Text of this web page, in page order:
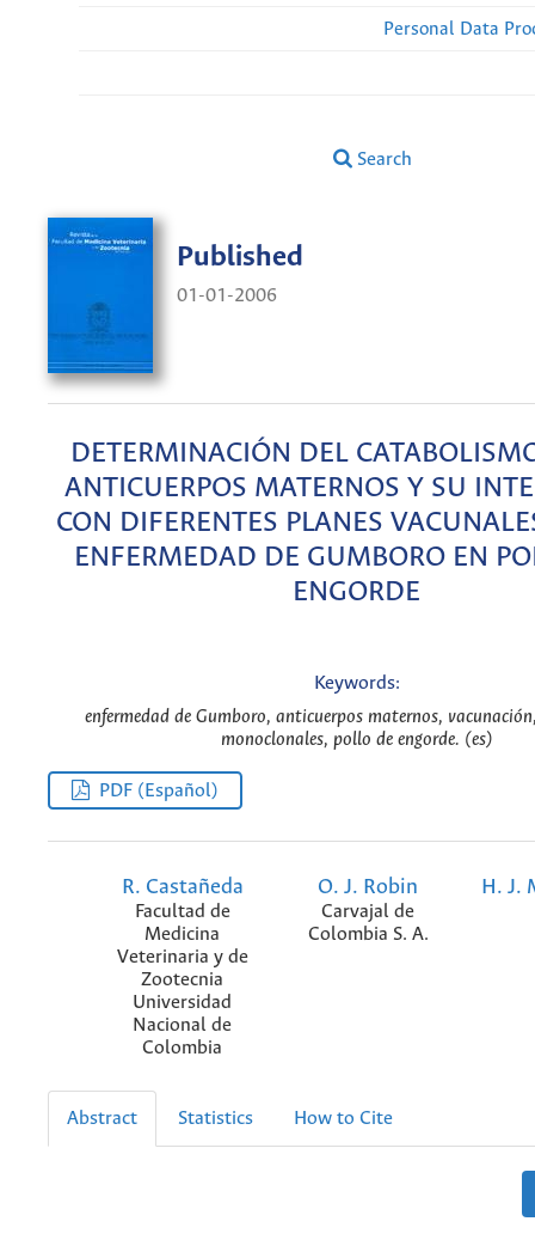
Personal Data
Search
Published
01-01-2006
DETERMINACIÓN DEL
ANTICUERPOS MATERNOS Y SU
CON DIFERENTES PLANES
ENFERMEDAD DE GUMBORO EN
ENGORDE
Keywords:
enfermedad de Gumboro, anticuerpos maternos,
monoclonales, pollo de engorde. (es)
PDF (Español)
R. Castañeda
Facultad de
Medicina
Veterinaria y de
Zootecnia
Universidad
Nacional de
Colombia
O. J. Robin
Carvajal de
Colombia S. A.
H. J.
Abstract Statistics How to Cite